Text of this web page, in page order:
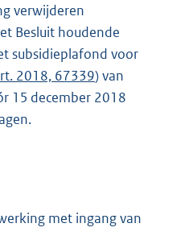
verwijderen
Besluit houdende
subsidieplafond voor
2018, 67339) van
15 december 2018
met ingang van